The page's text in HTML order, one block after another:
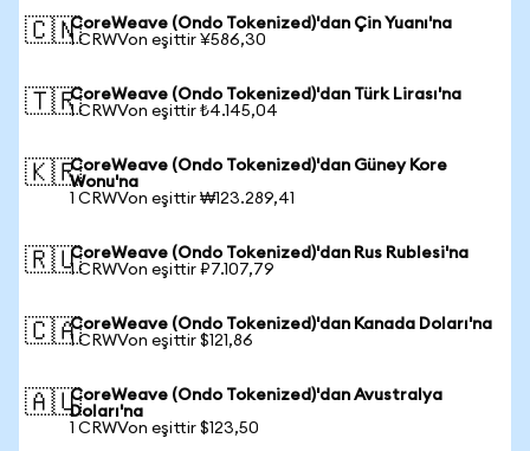
🇨🇳CoreWeave (Ondo Tokenized)'dan Çin Yuanı'na
1 CRWVon eşittir ¥586,30
🇹🇷CoreWeave (Ondo Tokenized)'dan Türk Lirası'na
1 CRWVon eşittir ₺4.145,04
🇰🇷CoreWeave (Ondo Tokenized)'dan Güney Kore
Wonu'na
1 CRWVon eşittir ₩123.289,41
🇷🇺CoreWeave (Ondo Tokenized)'dan Rus Rublesi'na
1 CRWVon eşittir ₽7.107,79
🇨🇦CoreWeave (Ondo Tokenized)'dan Kanada Doları'na
1 CRWVon eşittir $121,86
🇦🇺CoreWeave (Ondo Tokenized)'dan Avustralya
Doları'na
1 CRWVon eşittir $123,50